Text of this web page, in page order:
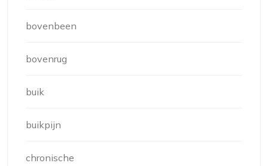
bovenbeen
bovenrug
buik
buikpijn
chronische